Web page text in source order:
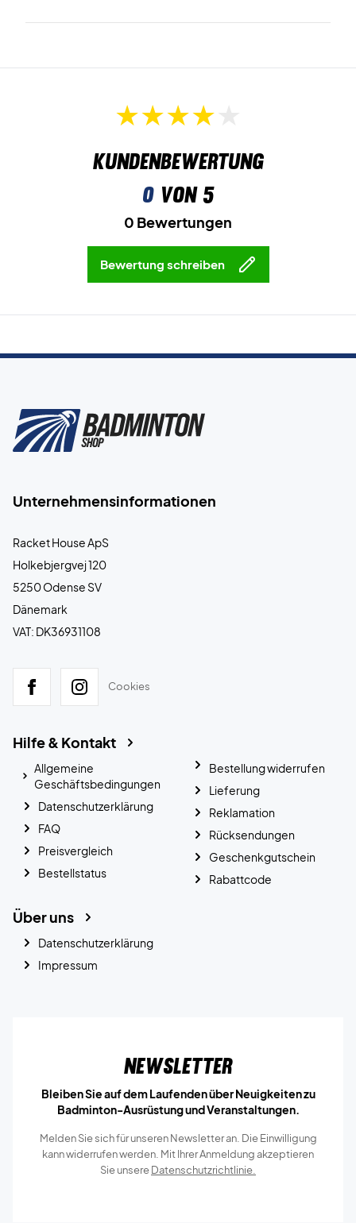
Kundenbewertung
0von 5
0 Bewertungen
Bewertung schreiben
Unternehmensinformationen
Racket House ApS
Holkebjergvej 120
5250 Odense SV
Dänemark
VAT: DK36931108
Cookies
Hilfe & Kontakt
Allgemeine
Geschäftsbedingungen
Datenschutzerklärung
FAQ
Preisvergleich
Bestellstatus
Bestellung widerrufen
Lieferung
Reklamation
Rücksendungen
Geschenkgutschein
Rabattcode
Über uns
Datenschutzerklärung
Impressum
Newsletter
Bleiben Sie auf dem Laufenden über Neuigkeiten zu
Badminton-Ausrüstung und Veranstaltungen.
Melden Sie sich für unseren Newsletter an. Die Einwilligung
kann widerrufen werden. Mit Ihrer Anmeldung akzeptieren
Sie unsereDatenschutzrichtlinie.